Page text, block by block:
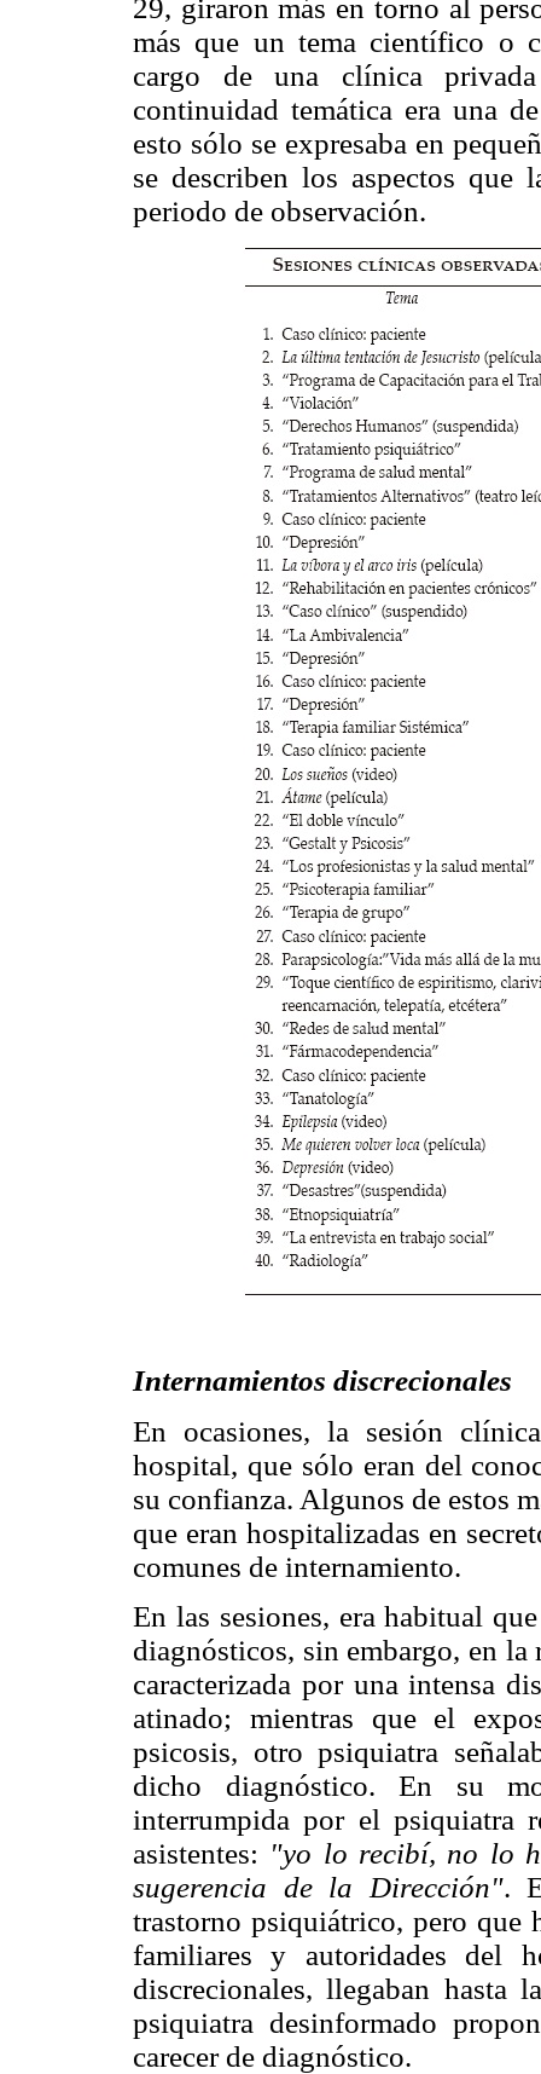
29, giraron más en torno al
más que un tema científico o
cargo de una clínica
continuidad temática era una
esto sólo se expresaba en
se describen los aspectos que
periodo de observación.
Internamientos discrecionales
En ocasiones, la sesión
hospital, que sólo eran del
su confianza. Algunos de estos
que eran hospitalizadas en
comunes de internamiento.
En las sesiones, era habitual
diagnósticos, sin embargo, en
caracterizada por una intensa
atinado; mientras que el
psicosis, otro psiquiatra
dicho diagnóstico. En su
interrumpida por el psiquiatra
asistentes: "yo lo recibí, no lo
sugerencia de la Dirección".
trastorno psiquiátrico, pero que
familiares y autoridades del
discrecionales, llegaban hasta
psiquiatra desinformado
carecer de diagnóstico.